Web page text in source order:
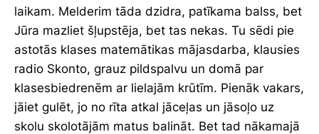
laikam. Melderim tāda dzidra, patīkama balss, bet
Jūra mazliet šļupstēja, bet tas nekas. Tu sēdi pie
astotās klases matemātikas mājasdarba, klausies
radio Skonto, grauz pildspalvu un domā par
klasesbiedrenēm ar lielajām krūtīm. Pienāk vakars,
jāiet gulēt, jo no rīta atkal jāceļas un jāsoļo uz
skolu skolotājām matus balināt. Bet tad nākamajā